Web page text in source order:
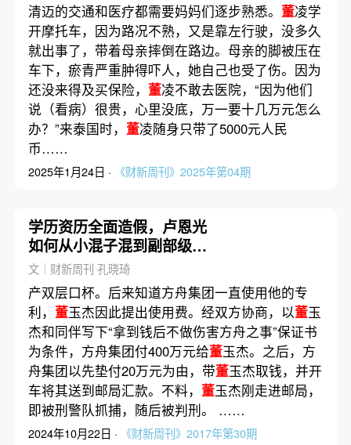
清迈的交通和医疗都需要妈妈们逐步熟悉。 董凌学
开摩托车，因为路况不熟，又是靠左行驶，没多久
就出事了，带着母亲摔倒在路边。母亲的脚被压在
车下，瘀青严重肿得吓人，她自己也受了伤。因为
还没来得及买保险， 董凌不敢去医院，“因为他们
说（看病）很贵，心里没底，万一要十几万元怎么
办？”来泰国时， 董凌随身只带了5000元人民
币……
2025年1月24日 · 《财新周刊》2025年第04期
学历资历全面造假，卢恩光
如何从小混子混到副部级｜
前事·后事
文｜财新周刊 孔晓琦
产双层口杯。后来知道方舟集团一直使用他的专
利， 董玉杰因此提出使用费。经双方协商，以董玉
杰和同伴写下“拿到钱后不做伤害方舟之事”保证书
为条件，方舟集团付400万元给董玉杰。之后，方
舟集团以先垫付20万元为由，带董玉杰取钱，并开
车将其送到邮局汇款。不料， 董玉杰刚走进邮局，
即被刑警队抓捕，随后被判刑。 ……
2024年10月22日 · 《财新周刊》2017年第30期